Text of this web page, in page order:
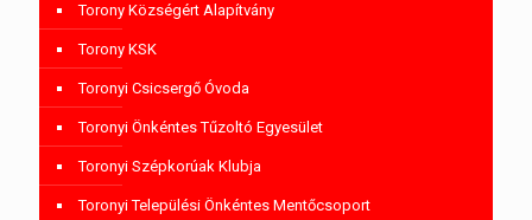
Torony Községért Alapítvány
Torony KSK
Toronyi Csicsergő Óvoda
Toronyi Önkéntes Tűzoltó Egyesület
Toronyi Szépkorúak Klubja
Toronyi Települési Önkéntes Mentőcsoport